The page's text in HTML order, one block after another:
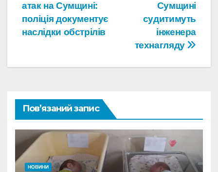
Сумщині
судитимуть
інженера
технагляду
атак на Сумщині:
поліція документує
наслідки обстрілів
Пов’язаний запис
НОВИНИ